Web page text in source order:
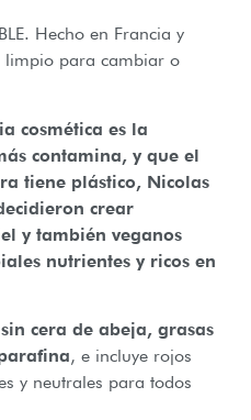
Hecho en Francia y
limpio para cambiar o
cosmética es la
contamina, y que el
tiene plástico, Nicolas
crear
y también veganos
nutrientes y ricos en
sin cera de abeja, grasas
, e incluye rojos
y neutrales para todos